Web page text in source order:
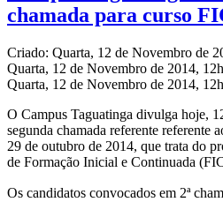
chamada para curso
Criado: Quarta, 12 de Novembro de
Quarta, 12 de Novembro de 2014,
Quarta, 12 de Novembro de 2014,
O Campus Taguatinga divulga hoje,
segunda chamada referente referente
29 de outubro de 2014, que trata do
de Formação Inicial e Continuada
Os candidatos convocados em 2ª